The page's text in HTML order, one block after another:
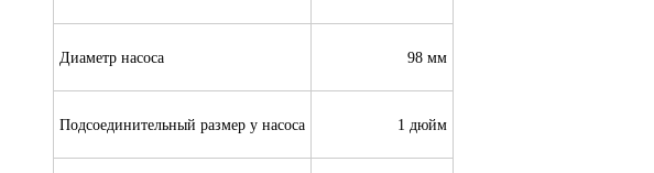
Диаметр насоса 98 мм
Подсоединительный размер у насоса 1 дюйм